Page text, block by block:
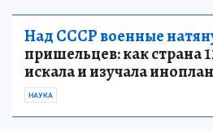
Над СССР военные
пришельцев: как страна
искала и изучала
НАУКА